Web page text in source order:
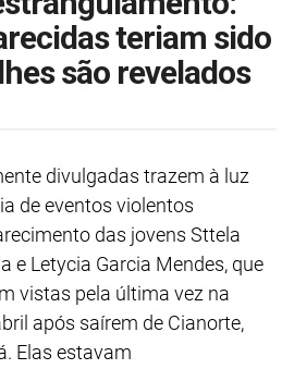
teriam sido
são revelados
divulgadas trazem à luz
de eventos violentos
das jovens Sttela
e Letycia Garcia Mendes, que
vistas pela última vez na
após saírem de Cianorte,
Elas estavam